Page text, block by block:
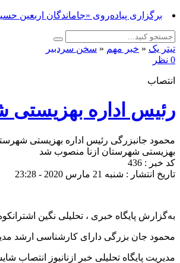
برگزاری پیاده‌روی «جاماندگان اربعین
تیتر یک « خبر مهم « سخن سردبیر
0 نظر
انتصاب
رئیس اداره
محمود جانبزرگی رئیس اداره بهزیستی
بهزیستی شهرستان ازنا منصوب شد
کد خبر : 436
تاریخ انتشار : شنبه 21 مارس 2020 - 23:28
به‌گزارش پایگاه خبری ، تحلیلی نگین
محمود جان بزرگی دارای کارشناسی ارشد مدیریت دولتی بوده که در سالهای ۸۷ تا ۹۴ نیز به مدت
مدیریت پایگاه تحلیلی خبر ازنانیوز انتصاب